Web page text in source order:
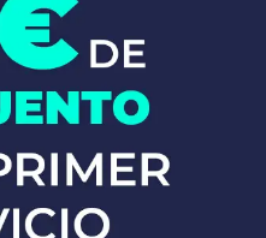
asistirte las 24 horas del día,
te mostramos algunos
más populares: